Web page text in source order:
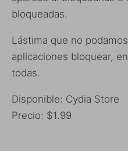
bloqueadas.
Lástima que no
aplicaciones bloquear,
todas.
Disponible: Cydia Store
Precio: $1.99